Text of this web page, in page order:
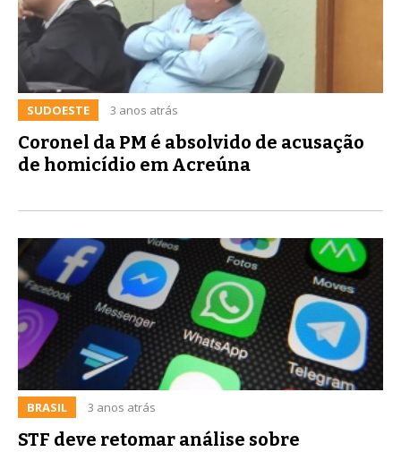
SUDOESTE 3 anos atrás
Coronel da PM é absolvido de acusação
de homicídio em Acreúna
BRASIL 3 anos atrás
STF deve retomar análise sobre